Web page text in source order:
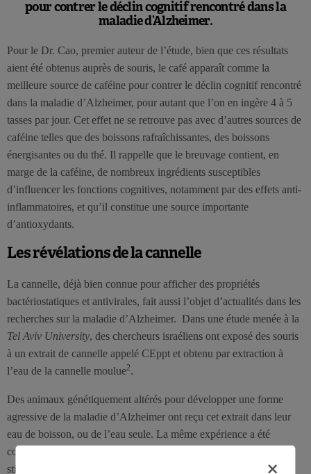
pour contrer le déclin cognitif rencontré dans la
maladie d’Alzheimer.
Pour le Dr. Cao, premier auteur de l’étude, bien que ces résultats
aient été obtenus auprès de souris, le café apparaît comme la
meilleure source de caféine pour contrer le déclin cognitif rencontré
dans la maladie d’Alzheimer, pour autant que l’on en ingère 4 à 5
tasses par jour. Cet effet ne se retrouve pas avec d’autres sources de
caféine telles que des boissons rafraîchissantes, des boissons
énergisantes ou du thé. Il rappelle que le breuvage contient, en
marge de la caféine, de nombreux ingrédients susceptibles
d’influencer les fonctions cognitives, notamment par des effets anti-
inflammatoires, et qu’il constitue une source importante
d’antioxydants.
Les révélations de la cannelle
La cannelle, déjà bien connue pour afficher des propriétés
bactériostatiques et antivirales, fait aussi l’objet d’actualités dans les
recherches sur la maladie d’Alzheimer. Dans une étude menée à la
Tel Aviv University, des chercheurs israéliens ont exposé des souris
à un extrait de cannelle appelé CEppt et obtenu par extraction à
l’eau de la cannelle moulue2.
Des animaux génétiquement altérés pour développer une forme
agressive de la maladie d’Alzheimer ont reçu cet extrait dans leur
eau de boisson, ou de l’eau seule. La même expérience a été
conduite auprès de mouches mutées avec un gène humain qui
stimule également la maladie d’Alzheimer et réduit leur durée de